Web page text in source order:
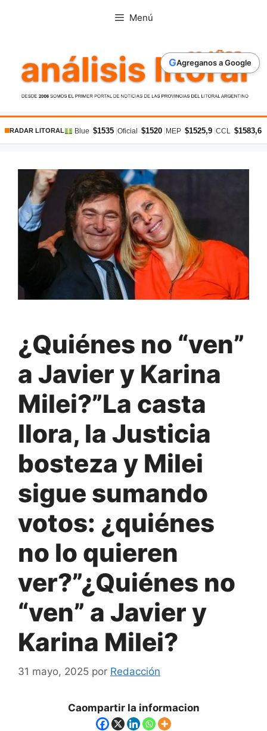
GAgreganos a Google
Menú
RADAR LITORAL Blue $1535 Oficial $1520 MEP $1525,9 CCL $1583,6
¿Quiénes no “ven”
a Javier y Karina
Milei?”La casta
llora, la Justicia
bosteza y Milei
sigue sumando
votos: ¿quiénes
no lo quieren
ver?”¿Quiénes no
“ven” a Javier y
Karina Milei?
31 mayo, 2025 por Redacción
Caompartir la informacion